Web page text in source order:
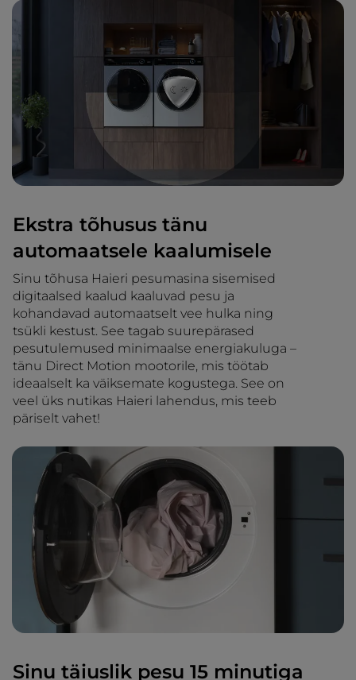
Ekstra tõhusus tänu
automaatsele kaalumisele
Sinu tõhusa Haieri pesumasina sisemised
digitaalsed kaalud kaaluvad pesu ja
kohandavad automaatselt vee hulka ning
tsükli kestust. See tagab suurepärased
pesutulemused minimaalse energiakuluga –
tänu Direct Motion mootorile, mis töötab
ideaalselt ka väiksemate kogustega. See on
veel üks nutikas Haieri lahendus, mis teeb
päriselt vahet!
Sinu täiuslik pesu 15 minutiga